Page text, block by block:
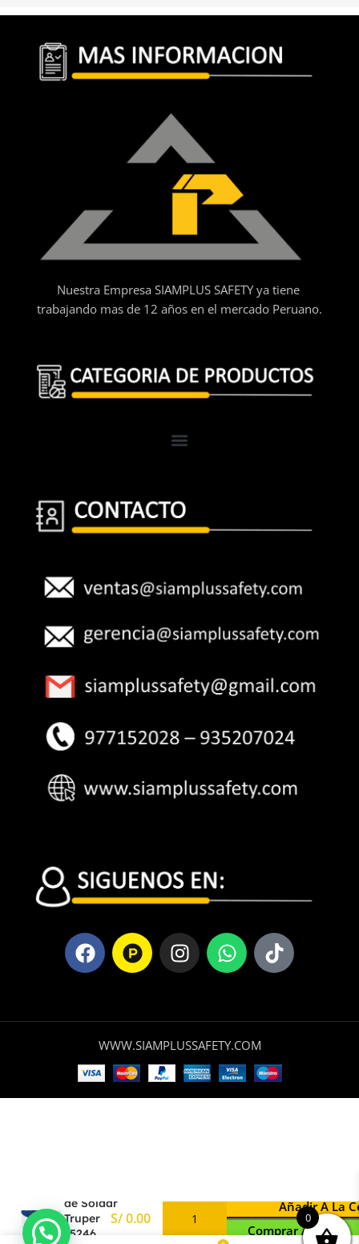
Nuestra Empresa SIAMPLUS SAFETY ya tiene
trabajando mas de 12 años en el mercado Peruano.
WWW.SIAMPLUSSAFETY.COM
de Soldar
Truper
15246
Añadir A La
Comprar Ahora
0